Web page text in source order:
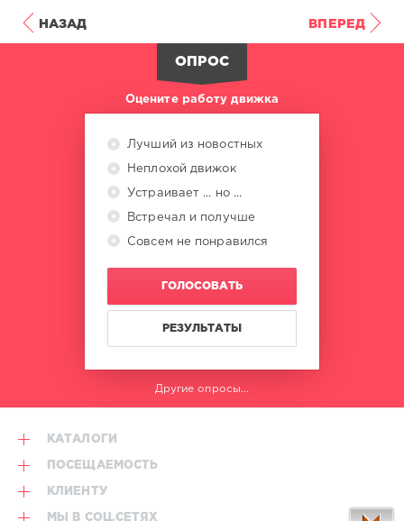
НАЗАД ВПЕРЕД
ОПРОС
Оцените работу движка
Лучший из новостных
Неплохой движок
Устраивает ... но ...
Встречал и получше
Совсем не понравился
ГОЛОСОВАТЬ
РЕЗУЛЬТАТЫ
Другие опросы...
КАТАЛОГИ
ПОСЕЩАЕМОСТЬ
КЛИЕНТУ
МЫ В СОЦ.СЕТЯХ